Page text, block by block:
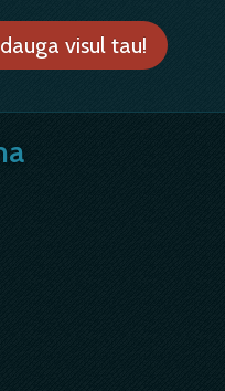
visul tau!